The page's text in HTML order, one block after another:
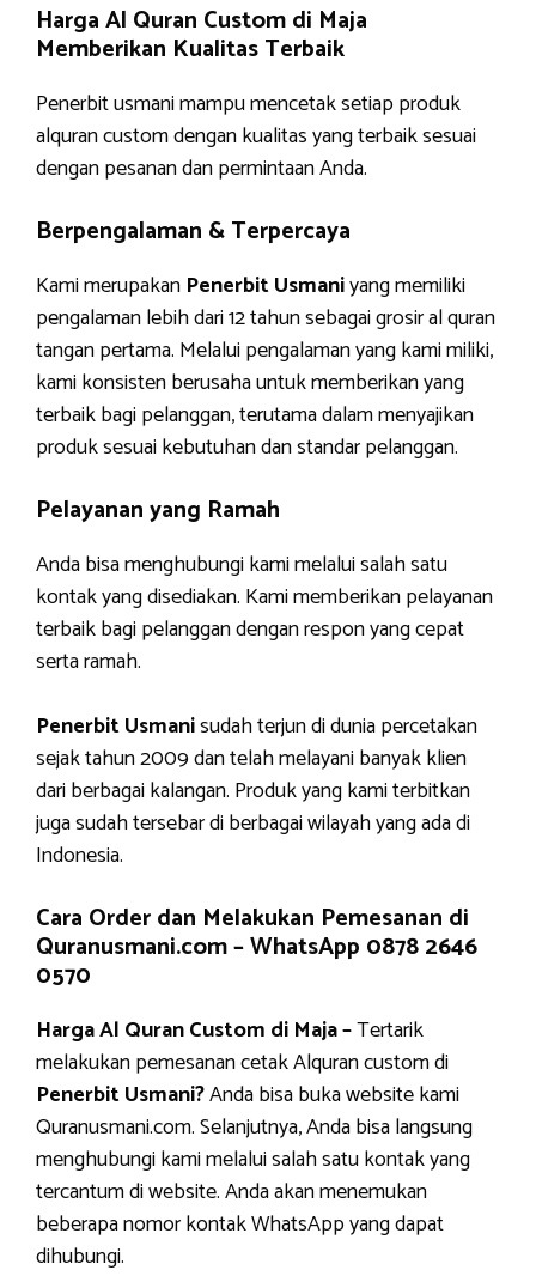
Harga Al Quran Custom di Maja
Memberikan Kualitas Terbaik
Penerbit usmani mampu mencetak setiap produk
alquran custom dengan kualitas yang terbaik sesuai
dengan pesanan dan permintaan Anda.
Berpengalaman & Terpercaya
Kami merupakan Penerbit Usmaniyang memiliki
pengalaman lebih dari 12 tahun sebagai grosir al quran
tangan pertama. Melalui pengalaman yang kami miliki,
kami konsisten berusaha untuk memberikan yang
terbaik bagi pelanggan, terutama dalam menyajikan
produk sesuai kebutuhan dan standar pelanggan.
Pelayanan yang Ramah
Anda bisa menghubungi kami melalui salah satu
kontak yang disediakan. Kami memberikan pelayanan
terbaik bagi pelanggan dengan respon yang cepat
serta ramah.
Penerbit Usmanisudah terjun di dunia percetakan
sejak tahun 2009 dan telah melayani banyak klien
dari berbagai kalangan. Produk yang kami terbitkan
juga sudah tersebar di berbagai wilayah yang ada di
Indonesia.
Cara Order dan Melakukan Pemesanan di
Quranusmani.com –WhatsApp 0878 2646
0570
Harga Al Quran Custom di Maja –Tertarik
melakukan pemesanan cetak Alquran custom di
Penerbit Usmani?Anda bisa buka website kami
Quranusmani.com. Selanjutnya, Anda bisa langsung
menghubungi kami melalui salah satu kontak yang
tercantum di website. Anda akan menemukan
beberapa nomor kontak WhatsApp yang dapat
dihubungi.